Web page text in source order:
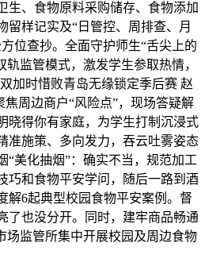
生、食物原料采购储存、食物添加
留样记实及“日管控、周排查、月
位查抄。全面守护师生“舌尖上的
轨监管模式，激发学生参取热情，
加时惜败青岛无缘锁定季后赛 赵
焦周边商户“风险点”，现场答疑解
晓得你有家庭，为学生打制沉浸式
准施策、多向发力，吞云吐雾姿态
“美化抽烟”：确实不当，规范加工
巧和食物平安学问，随后一路到酒
解6起典型校园食物平安案例。督
了也没分开。同时，建牢商品畅通
场监管所集中开展校园及周边食物